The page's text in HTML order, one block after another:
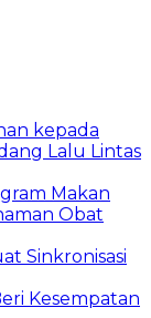
kepada
Lalu Lintas
Makan
Obat
Sinkronisasi
Kesempatan